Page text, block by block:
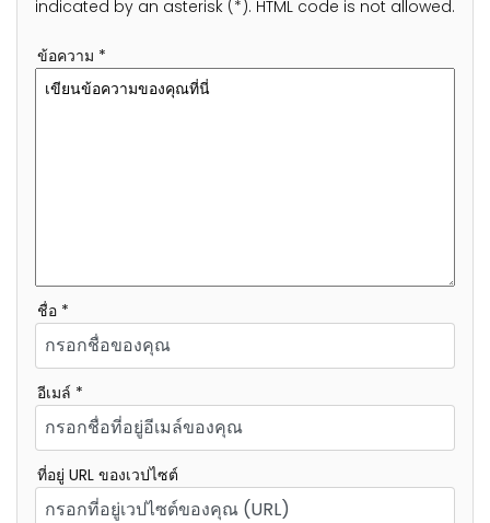
indicated by an asterisk (*). HTML code is not allowed.
ข้อความ *
ชื่อ *
อีเมล์ *
ที่อยู่ URL ของเวปไซต์